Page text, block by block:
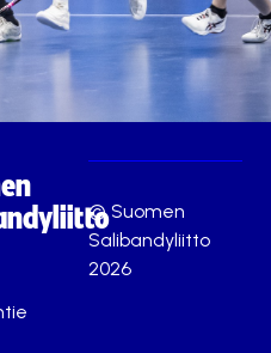
© Suomen
Salibandyliitto
2026